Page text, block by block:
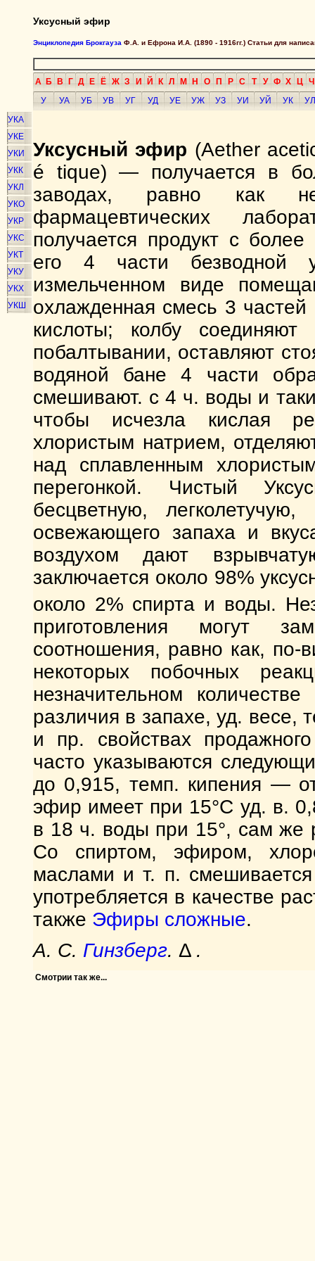
Уксусный эфир
Энциклопедия Брокгауза Ф.А. и Ефрона И.А. (1890 - 1916гг.) Статьи для
А Б В Г Д Е Ё Ж З И Й К Л М Н О П Р С Т У Ф Х Ц Ч
У
УА УБ УВ УГ УД УЕ УЖ УЗ УИ УЙ УК
УЛ
УКА
УКЕ
УКИ
УКК
УКЛ
УКО
УКР
УКС
УКТ
УКУ
УКХ
УКШ
Уксусный эфир (Aether
é tique) — получается в
заводах, равно как
фармацевтических
получается продукт с
его 4 части безводной
измельченном виде
охлажденная смесь 3 частей
кислоты; колбу
побалтывании, оставляют
водяной бане 4 части
смешивают. с 4 ч. воды и
чтобы исчезла кислая
хлористым натрием,
над сплавленным
перегонкой. Чистый
бесцветную,
освежающего запаха и
воздухом дают
заключается около 98%
около 2% спирта и воды.
приготовления могут
соотношения, равно как, по-
некоторых побочных
незначительном
различия в запахе, уд. весе,
и пр. свойствах
часто указываются
до 0,915, темп. кипения —
эфир имеет при 15°С уд. в.
в 18 ч. воды при 15°, сам же
Со спиртом, эфиром,
маслами и т. п.
употребляется в качестве
также Эфиры сложные.
А. С. Гинзберг. Δ .
Смотрии так же...